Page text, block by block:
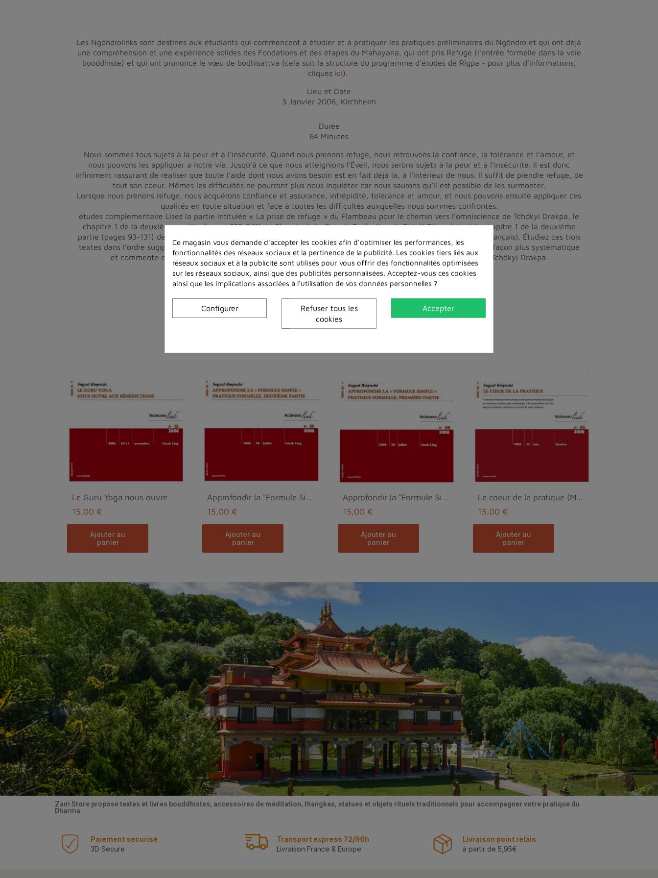
Les Ngöndrolinks sont destinés aux étudiants qui commencent à étudier et à pratiquer les pratiques préliminaires du Ngöndro et qui ont déjà
une compréhension et une expérience solides des Fondations et des étapes du Mahayana, qui ont pris Refuge (l'entrée formelle dans la voie
bouddhiste) et qui ont prononcé le vœu de bodhisattva (cela suit la structure du programme d'études de Rigpa - pour plus d'informations,
cliquez ici).
Lieu et Date
3 Janvier 2006, Kirchheim
Durée
64 Minutes
Nous sommes tous sujets à la peur et à l’insécurité. Quand nous prenons refuge, nous retrouvons la confiance, la tolérance et l’amour, et
nous pouvons les appliquer à notre vie. Jusqu’à ce que nous atteignions l’Éveil, nous serons sujets à la peur et à l’insécurité. Il est donc
infiniment rassurant de réaliser que toute l’aide dont nous avons besoin est en fait déjà là, à l’intérieur de nous. Il suffit de prendre refuge, de
tout son coeur. Mêmes les difficultés ne pourront plus nous inquiéter car nous saurons qu’il est possible de les surmonter.
Lorsque nous prenons refuge, nous acquérons confiance et assurance, intrépidité, tolérance et amour, et nous pouvons ensuite appliquer ces
qualités en toute situation et face à toutes les difficultés auxquelles nous sommes confrontés.
études complementaire Lisez la partie intitulée « La prise de refuge » du Flambeau pour le chemin vers l’omniscience de Tchökyi Drakpa, le
chapitre 1 de la deuxième partie, (pages 219-241) du Chemin de la Grande Perfection de Patrül Rinpoché, et le chapitre 1 de la deuxième
partie (pages 93-131) de A Guide to The Words of My Perfect Teacher (ce dernier ouvrage n’est pas disponible en français). Étudiez ces trois
textes dans l’ordre suggéré ici. Dans Jusqu’à l’Éveil, le Ngöndrolink de juin 2003 (CDF426), Sogyal Rinpoché suit de façon plus systématique
et commente en détail la partie « La prise de refuge » du Flambeau pour le chemin vers l’omniscience de Tchökyi Drakpa.
Le Guru Yoga nous ouvre aux benedictions (MP3)
15,00 €
ajouter au
panier
Approfondir la "Formule Simple" - Pratique formell...
15,00 €
ajouter au
panier
Approfondir la "Formule Simple" - Pratique formell...
15,00 €
ajouter au
panier
Le coeur de la pratique (MP3)
15,00 €
ajouter au
panier
Zam Store propose textes et livres bouddhistes, accessoires de méditation, thangkas, statues et objets rituels traditionnels pour accompagner votre pratique du
Dharma.
Paiement securisé
3D Secure
Transport express 72/96h
Livraison France & Europe
Livraison point relais
à partir de 5,95€
Ce magasin vous demande d'accepter les cookies afin d'optimiser les performances, les
fonctionnalités des réseaux sociaux et la pertinence de la publicité. Les cookies tiers liés aux
réseaux sociaux et à la publicité sont utilisés pour vous offrir des fonctionnalités optimisées
sur les réseaux sociaux, ainsi que des publicités personnalisées. Acceptez-vous ces cookies
ainsi que les implications associées à l'utilisation de vos données personnelles ?
Accepter
Refuser tous les
cookies
Configurer